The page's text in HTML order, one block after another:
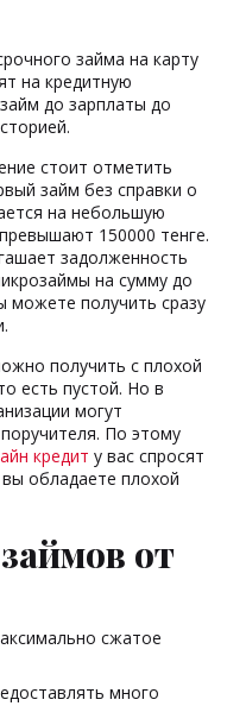
займа на карту
на кредитную
до зарплаты до
стоит отметить
займ без справки о
на небольшую
150000 тенге.
задолженность
на сумму до
можете получить сразу
получить с плохой
есть пустой. Но в
могут
По этому
кредит у вас спросят
обладаете плохой
от
сжатое
много